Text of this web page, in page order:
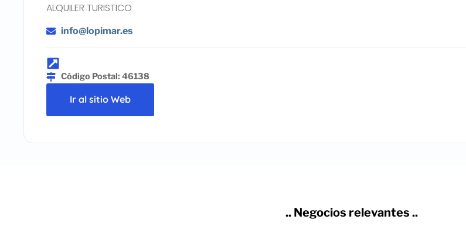
ALQUILER TURISTICO
info@lopimar.es
Código Postal: 46138
Ir al sitio Web
.. Negocios relevantes ..